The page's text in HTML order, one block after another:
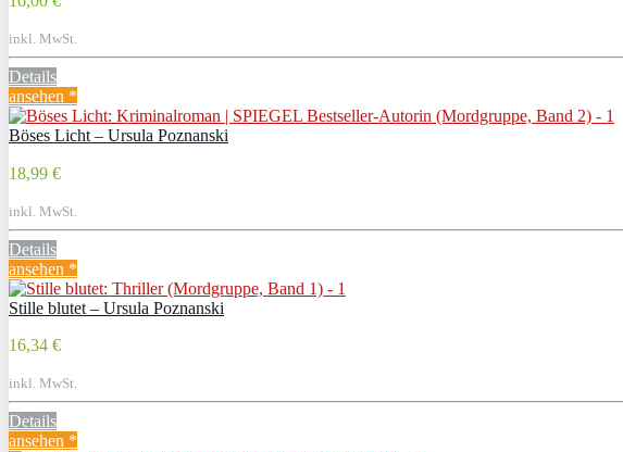
inkl. MwSt.
Details
ansehen *
Böses Licht – Ursula Poznanski
18,99 €
inkl. MwSt.
Details
ansehen *
Stille blutet – Ursula Poznanski
16,34 €
inkl. MwSt.
Details
ansehen *